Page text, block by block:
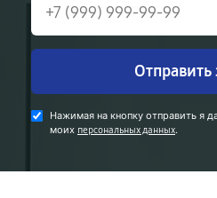
Отправить
Нажимая на кнопку отправить я
моих персональных данных.